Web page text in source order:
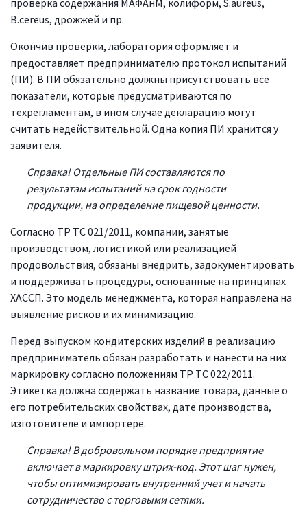
проверка содержания МАФАнМ, колиформ, S.aureus,
B.cereus, дрожжей и пр.
Окончив проверки, лаборатория оформляет и
предоставляет предпринимателю протокол испытаний
(ПИ). В ПИ обязательно должны присутствовать все
показатели, которые предусматриваются по
техрегламентам, в ином случае декларацию могут
считать недействительной. Одна копия ПИ хранится у
заявителя.
Справка! Отдельные ПИ составляются по
результатам испытаний на срок годности
продукции, на определение пищевой ценности.
Согласно ТР ТС 021/2011, компании, занятые
производством, логистикой или реализацией
продовольствия, обязаны внедрить, задокументировать
и поддерживать процедуры, основанные на принципах
ХАССП. Это модель менеджмента, которая направлена на
выявление рисков и их минимизацию.
Перед выпуском кондитерских изделий в реализацию
предприниматель обязан разработать и нанести на них
маркировку согласно положениям ТР ТС 022/2011.
Этикетка должна содержать название товара, данные о
его потребительских свойствах, дате производства,
изготовителе и импортере.
Справка! В добровольном порядке предприятие
включает в маркировку штрих-код. Этот шаг нужен,
чтобы оптимизировать внутренний учет и начать
сотрудничество с торговыми сетями.